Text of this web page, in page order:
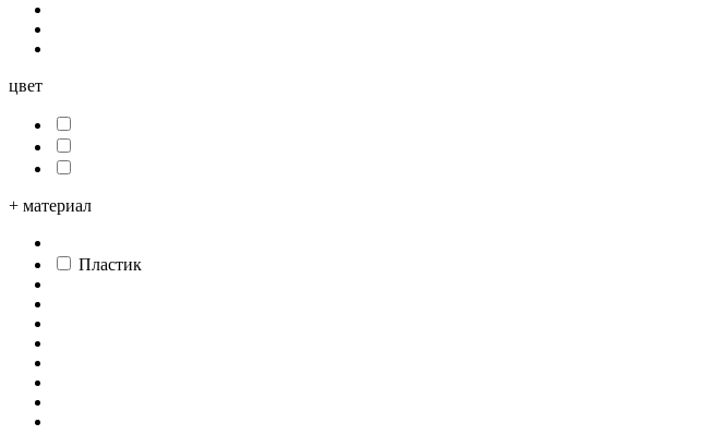
цвет
+ материал
Пластик